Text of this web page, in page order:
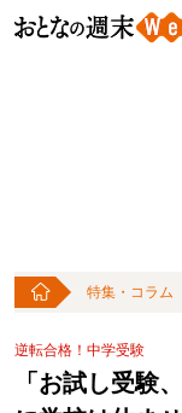
特集・コラム
逆転合格！中学受験
「お試し受験